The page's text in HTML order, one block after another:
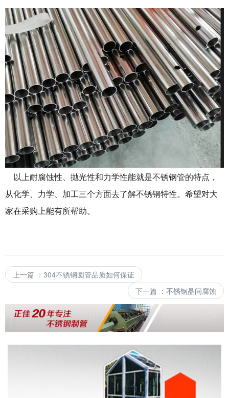
以上耐腐蚀性、抛光性和力学性能就是不锈钢管的特点，
从化学、力学、加工三个方面去了解不锈钢特性。希望对大
家在采购上能有所帮助。
上一篇 ： 304不锈钢圆管品质如何保证
下一篇 ： 不锈钢晶间腐蚀